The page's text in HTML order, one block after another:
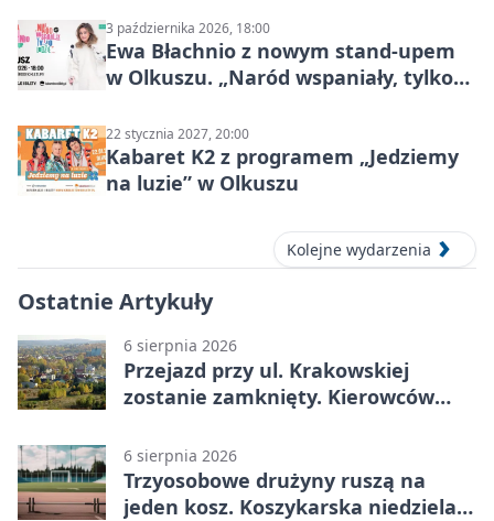
3 października 2026, 18:00
Ewa Błachnio z nowym stand-upem
w Olkuszu. „Naród wspaniały, tylko
22 stycznia 2027, 20:00
Kabaret K2 z programem „Jedziemy
na luzie” w Olkuszu
Kolejne wydarzenia
Ostatnie Artykuły
6 sierpnia 2026
Przejazd przy ul. Krakowskiej
zostanie zamknięty. Kierowców
6 sierpnia 2026
Trzyosobowe drużyny ruszą na
jeden kosz. Koszykarska niedziela